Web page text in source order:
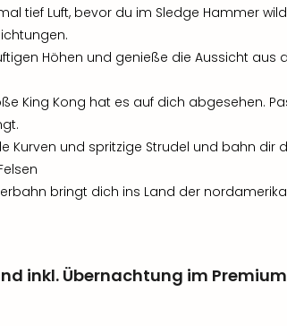
tief Luft, bevor du im Sledge Hammer
Höhen und genieße die Aussicht aus
King Kong hat es auf dich abgesehen.
Kurven und spritzige Strudel und bahn dir
bringt dich ins Land der
inkl. Übernachtung im Premium